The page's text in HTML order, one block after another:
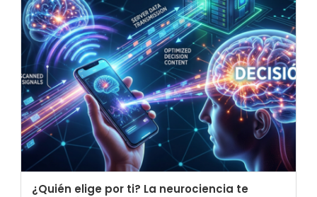
¿Quién elige por ti? La neurociencia te